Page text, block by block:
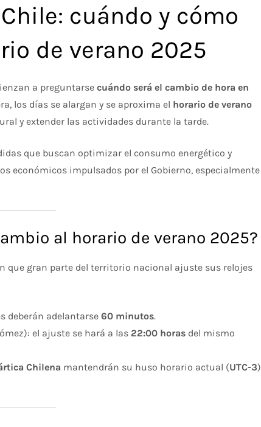
cuándo y cómo
de verano 2025
a preguntarsecuándo será el cambio de hora en
los días se alargan y se aproxima el horario de verano
y extender las actividades durante la tarde.
que buscan optimizar el consumo energético y
económicos impulsados por el Gobierno, especialmente
al horario de verano 2025?
que gran parte del territorio nacional ajuste sus relojes
deberán adelantarse60 minutos.
el ajuste se hará a las 22:00 horas del mismo
Chilena mantendrán su huso horario actual (UTC-3)